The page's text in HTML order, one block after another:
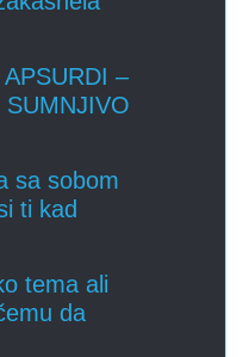
–
SUMNJIVO
sa sobom
ti kad
tema ali
da